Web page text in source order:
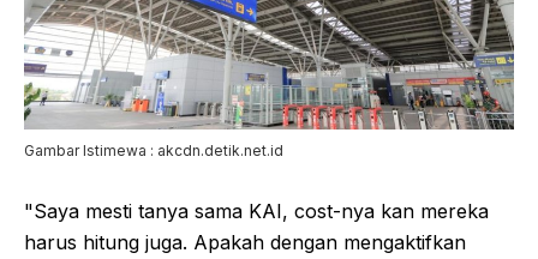
Gambar Istimewa : akcdn.detik.net.id
"Saya mesti tanya sama KAI, cost-nya kan mereka
harus hitung juga. Apakah dengan mengaktifkan